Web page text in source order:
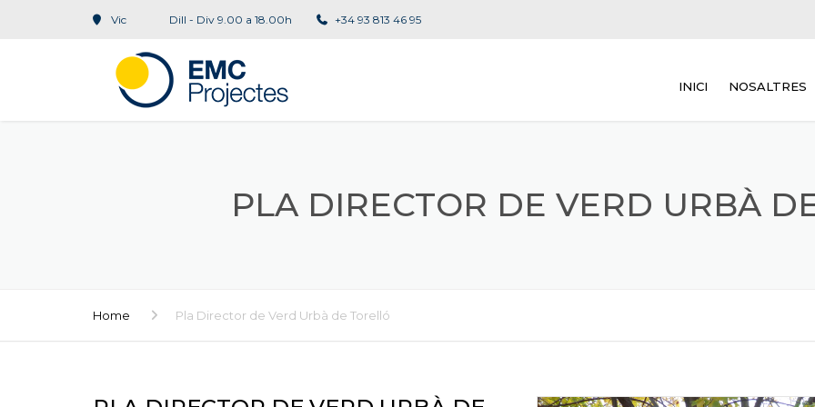
Vic Dill - Div 9.00 a 18.00h +34 93 813 46 95
INICI NOSALTRES
PLA DIRECTOR DE VERD URBÀ
Home Pla Director de Verd Urbà de Torelló